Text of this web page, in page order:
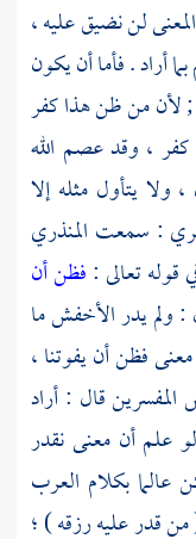
لن نضيق عليه ،
أراد . فأما أن يكون
; لأن من ظن هذا كفر
، وقد عصم الله
ولا يتأول مثله إلا
: سمعت المنذري
قوله تعالى :فظن أن
ولم يدرالأخفشما
فظن أن يفوتنا ،
قال : أراد
علم أن معنى نقدر
عالما بكلام العرب
قدر عليه رزقه ) ؛